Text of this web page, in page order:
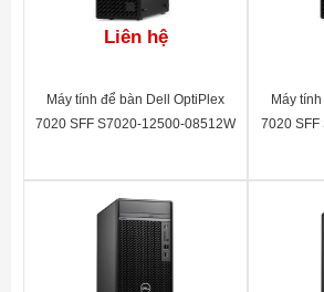
Liên hệ
Máy tính để bàn Dell OptiPlex
7020 SFF S7020-12500-08512W
Máy
7020